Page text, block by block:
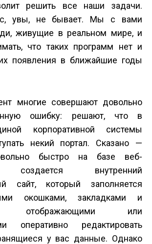
решить все наши задачи.
увы, не бывает. Мы с вами
живущие в реальном мире, и
что таких программ нет и
появления в ближайшие годы
многие совершают довольно
ошибку: решают, что в
корпоративной системы
некий портал. Сказано —
быстро на базе веб­
создается внутренний
сайт, который заполняется
окошками, закладками и
отображающими или
оперативно редактировать
у вас данные. Однако